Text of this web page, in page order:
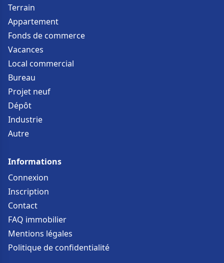
Terrain
Appartement
Fonds de commerce
Vacances
Local commercial
Bureau
Projet neuf
Dépôt
Industrie
Autre
Informations
Connexion
Inscription
Contact
FAQ immobilier
Mentions légales
Politique de confidentialité